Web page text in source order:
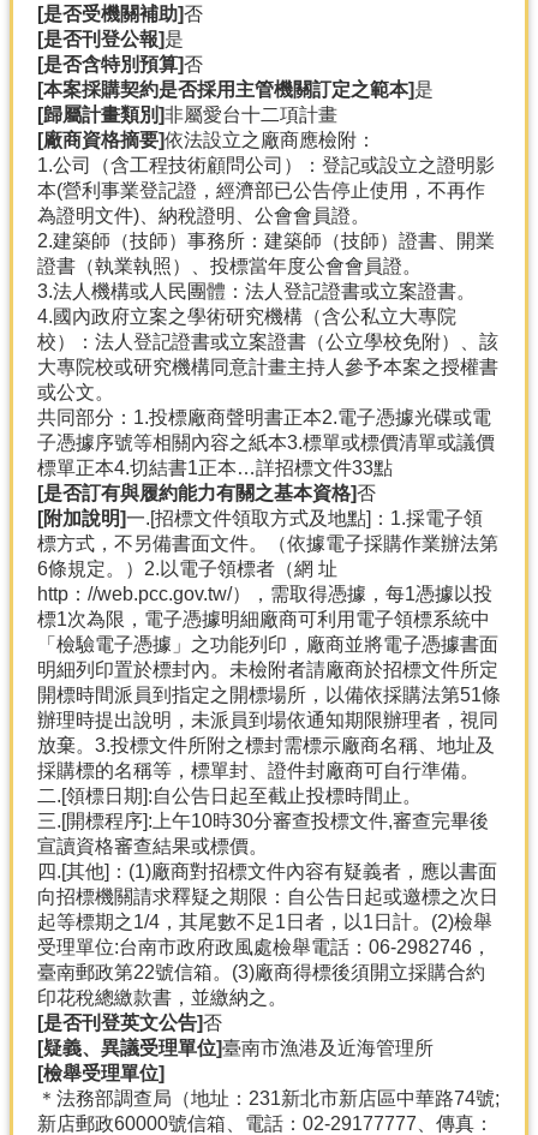
[是否受機關補助]否
[是否刊登公報]是
[是否含特別預算]否
[本案採購契約是否採用主管機關訂定之範本]是
[歸屬計畫類別]非屬愛台十二項計畫
[廠商資格摘要]依法設立之廠商應檢附：
1.公司（含工程技術顧問公司）：登記或設立之證明影
本(營利事業登記證，經濟部已公告停止使用，不再作
為證明文件)、納稅證明、公會會員證。
2.建築師（技師）事務所：建築師（技師）證書、開業
證書（執業執照）、投標當年度公會會員證。
3.法人機構或人民團體：法人登記證書或立案證書。
4.國內政府立案之學術研究機構（含公私立大專院
校）：法人登記證書或立案證書（公立學校免附）、該
大專院校或研究機構同意計畫主持人參予本案之授權書
或公文。
共同部分：1.投標廠商聲明書正本2.電子憑據光碟或電
子憑據序號等相關內容之紙本3.標單或標價清單或議價
標單正本4.切結書1正本…詳招標文件33點
[是否訂有與履約能力有關之基本資格]否
[附加說明]一.[招標文件領取方式及地點]：1.採電子領
標方式，不另備書面文件。（依據電子採購作業辦法第
6條規定。）2.以電子領標者（網 址
http：//web.pcc.gov.tw/），需取得憑據，每1憑據以投
標1次為限，電子憑據明細廠商可利用電子領標系統中
「檢驗電子憑據」之功能列印，廠商並將電子憑據書面
明細列印置於標封內。未檢附者請廠商於招標文件所定
開標時間派員到指定之開標場所，以備依採購法第51條
辦理時提出說明，未派員到場依通知期限辦理者，視同
放棄。3.投標文件所附之標封需標示廠商名稱、地址及
採購標的名稱等，標單封、證件封廠商可自行準備。
二.[領標日期]:自公告日起至截止投標時間止。
三.[開標程序]:上午10時30分審查投標文件,審查完畢後
宣讀資格審查結果或標價。
四.[其他]：(1)廠商對招標文件內容有疑義者，應以書面
向招標機關請求釋疑之期限：自公告日起或邀標之次日
起等標期之1/4，其尾數不足1日者，以1日計。(2)檢舉
受理單位:台南市政府政風處檢舉電話：06-2982746，
臺南郵政第22號信箱。(3)廠商得標後須開立採購合約
印花稅總繳款書，並繳納之。
[是否刊登英文公告]否
[疑義、異議受理單位]臺南市漁港及近海管理所
[檢舉受理單位]
＊法務部調查局（地址：231新北市新店區中華路74號;
新店郵政60000號信箱、電話：02-29177777、傳真：